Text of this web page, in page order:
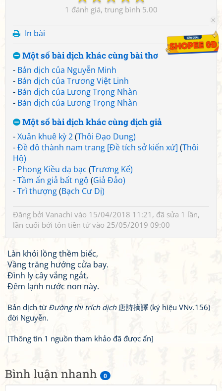
Bình luận nhanh 0
1 5.00
In bài
Một số bài dịch khác cùng bài thơ
- Bản dịch của Nguyễn Minh
- Bản dịch của Trương Việt Linh
- Bản dịch của Lương Trọng Nhàn
- Bản dịch của Lương Trọng Nhàn
Một số bài dịch khác cùng dịch giả
-Xuân khuê kỳ 2(Thôi Đạo Dung)
-Đề đô thành nam trang [Đề tích sở kiến xứ] (Thôi
Hộ)
- Phong Kiều dạ bạc (Trương Kế)
-Tầm ẩn giả bất ngộ (Giả Đảo)
-Trì thượng(Bạch Cư Dị)
Đăng bởi Vanachi vào 15/04/2018 11:21, đã sửa 1 lần,
lần cuối bởi tôn tiền tửvào 25/05/2019 09:00
Làn khói lồng thềm biếc,
Vầng trăng hướng cửa bay.
Đình ly cây vắng ngắt,
Đêm lạnh nước non này.
Bản dịch từ Đường thi trích dịch唐詩摘譯 (ký hiệu VNv.156)
đời Nguyễn.
[Thông tin 1 nguồn tham khảo đã được ẩn]